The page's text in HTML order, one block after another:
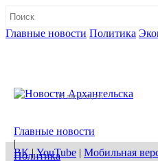
Главные новости Политика
08 августа, сб
Главные новости
|
Политика
ВК|YouTube | Мобильная